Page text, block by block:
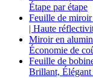
Étape par étape
Feuille de
| Haute
Miroir en
Économie de
Feuille de
Brillant,